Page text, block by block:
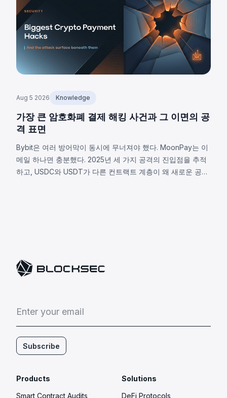
Aug 5 2026 Knowledge
가장 큰 암호화폐 결제 해킹 사건과 그 이면의 공
격 표면
Bybit은 여러 방어막이 동시에 무너져야 했다. MoonPay는 이
메일 하나면 충분했다. 2025년 세 가지 공격의 진입점을 추적
하고, USDC와 USDT가 다른 컨트랙트 계층이 왜 새로운 공격
Enter your email
Subscribe
Products
Smart Contract Audits
Solutions
DeFi Protocols